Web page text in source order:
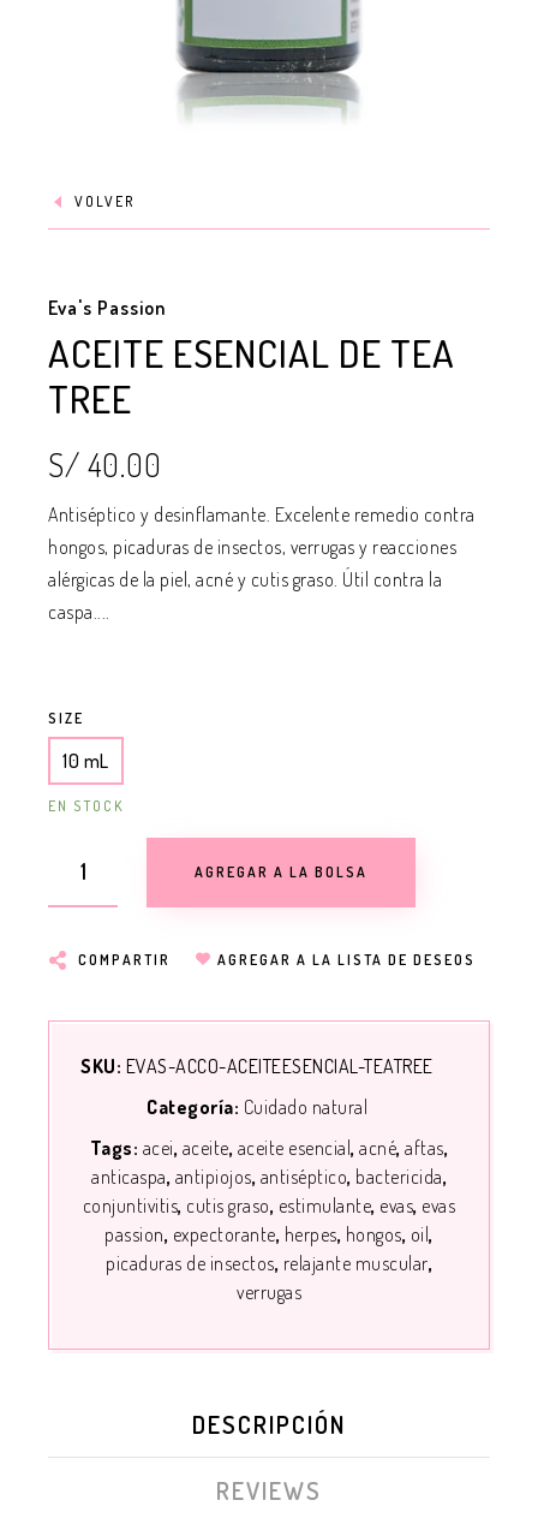
VOLVER
Eva's Passion
ACEITE ESENCIAL DE TEA
TREE
S/ 40.00
Antiséptico y desinflamante. Excelente remedio contra
hongos, picaduras de insectos, verrugas y reacciones
alérgicas de la piel, acné y cutis graso. Útil contra la
caspa....
SIZE
10 mL
EN STOCK
AGREGAR A LA BOLSA
COMPARTIR AGREGAR A LA LISTA DE DESEOS
SKU: EVAS-ACCO-ACEITEESENCIAL-TEATREE
Categoría: Cuidado natural
Tags: acei aceite aceite esencial acné aftas
anticaspa antipiojos antiséptico bactericida
conjuntivitis cutis graso estimulante evas evas
passion expectorante herpes hongos oil
picaduras de insectos relajante muscular
verrugas
DESCRIPCIÓN
REVIEWS